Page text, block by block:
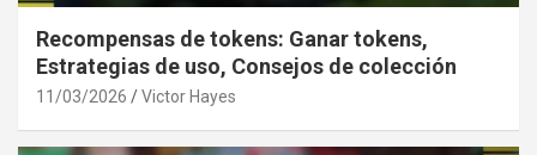
Recompensas de tokens: Ganar tokens,
Estrategias de uso, Consejos de colección
11/03/2026 Victor Hayes